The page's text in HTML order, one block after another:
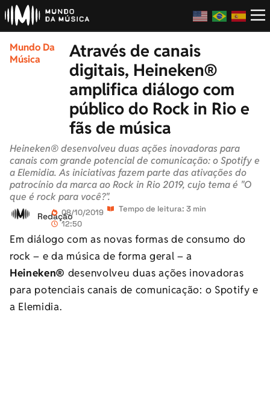
Mundo Da
Música
Através de canais
digitais, Heineken®
amplifica diálogo com
público do Rock in Rio e
fãs de música
Heineken® desenvolveu duas ações inovadoras para
canais com grande potencial de comunicação: o Spotify e
a Elemidia. As iniciativas fazem parte das ativações do
patrocínio da marca ao Rock in Rio 2019, cujo tema é "O
que é rock para você?".
Redação08/10/2019
12:50
Tempo de leitura: 3 min
Em diálogo com as novas formas de consumo do
rock – e da música de forma geral – a
Heineken® desenvolveu duas ações inovadoras
para potenciais canais de comunicação: o Spotify e
a Elemidia.